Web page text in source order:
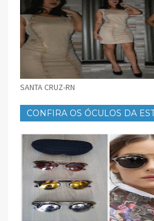
SANTA CRUZ-RN
CONFIRA OS ÓCULOS DA